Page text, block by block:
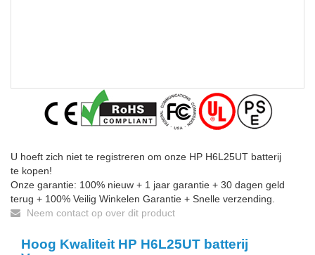
U hoeft zich niet te registreren om onze HP H6L25UT batterij
te kopen!
Onze garantie: 100% nieuw + 1 jaar garantie + 30 dagen geld
terug + 100% Veilig Winkelen Garantie + Snelle verzending.
Neem contact op over dit product
Hoog Kwaliteit HP H6L25UT batterij